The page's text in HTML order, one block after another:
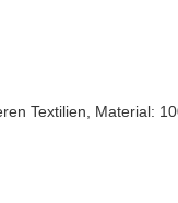
Textilien, Material: